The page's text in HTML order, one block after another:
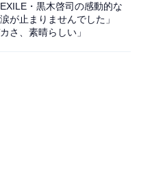
・黒木啓司の感動的な
が止まりませんでした」
さ、素晴らしい」